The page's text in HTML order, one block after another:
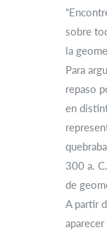
sobre
la
Para
repaso
en
300 a.
de
A partir